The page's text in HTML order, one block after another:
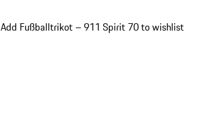
Add Fußballtrikot – 911 Spirit 70 to wishlist